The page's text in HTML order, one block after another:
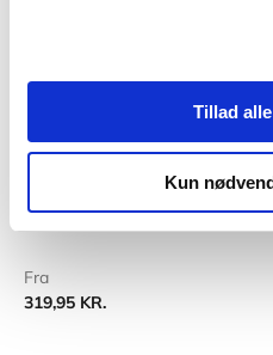
Tillad
Kun
Arbejdsinkludering
Inge Storgaard Bonfils Julia Salado-
Fra
319,95 KR.